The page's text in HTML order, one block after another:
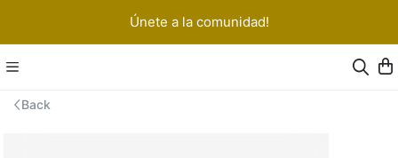
Únete a la comunidad!
Back